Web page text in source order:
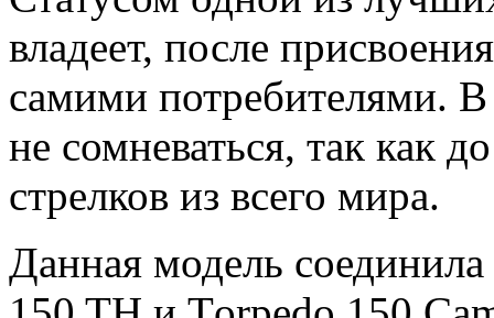
владеет, после
самими потребителями.
не сомневаться, так как
стрелков из всего мира.
Данная модель